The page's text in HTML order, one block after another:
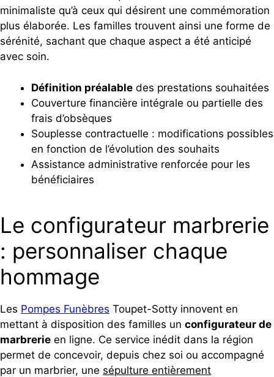
minimaliste qu’à ceux qui désirent une commémoration
plus élaborée. Les familles trouvent ainsi une forme de
sérénité, sachant que chaque aspect a été anticipé
avec soin.
Définition préalable des prestations souhaitées
Couverture financière intégrale ou partielle des
frais d’obsèques
Souplesse contractuelle : modifications possibles
en fonction de l’évolution des souhaits
Assistance administrative renforcée pour les
bénéficiaires
Le configurateur marbrerie
: personnaliser chaque
hommage
Les Pompes Funèbres Toupet-Sotty innovent en
mettant à disposition des familles un configurateur de
marbrerie en ligne. Ce service inédit dans la région
permet de concevoir, depuis chez soi ou accompagné
par un marbrier, une sépulture entièrement